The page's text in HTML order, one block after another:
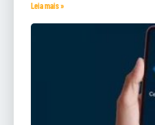
Leia mais »